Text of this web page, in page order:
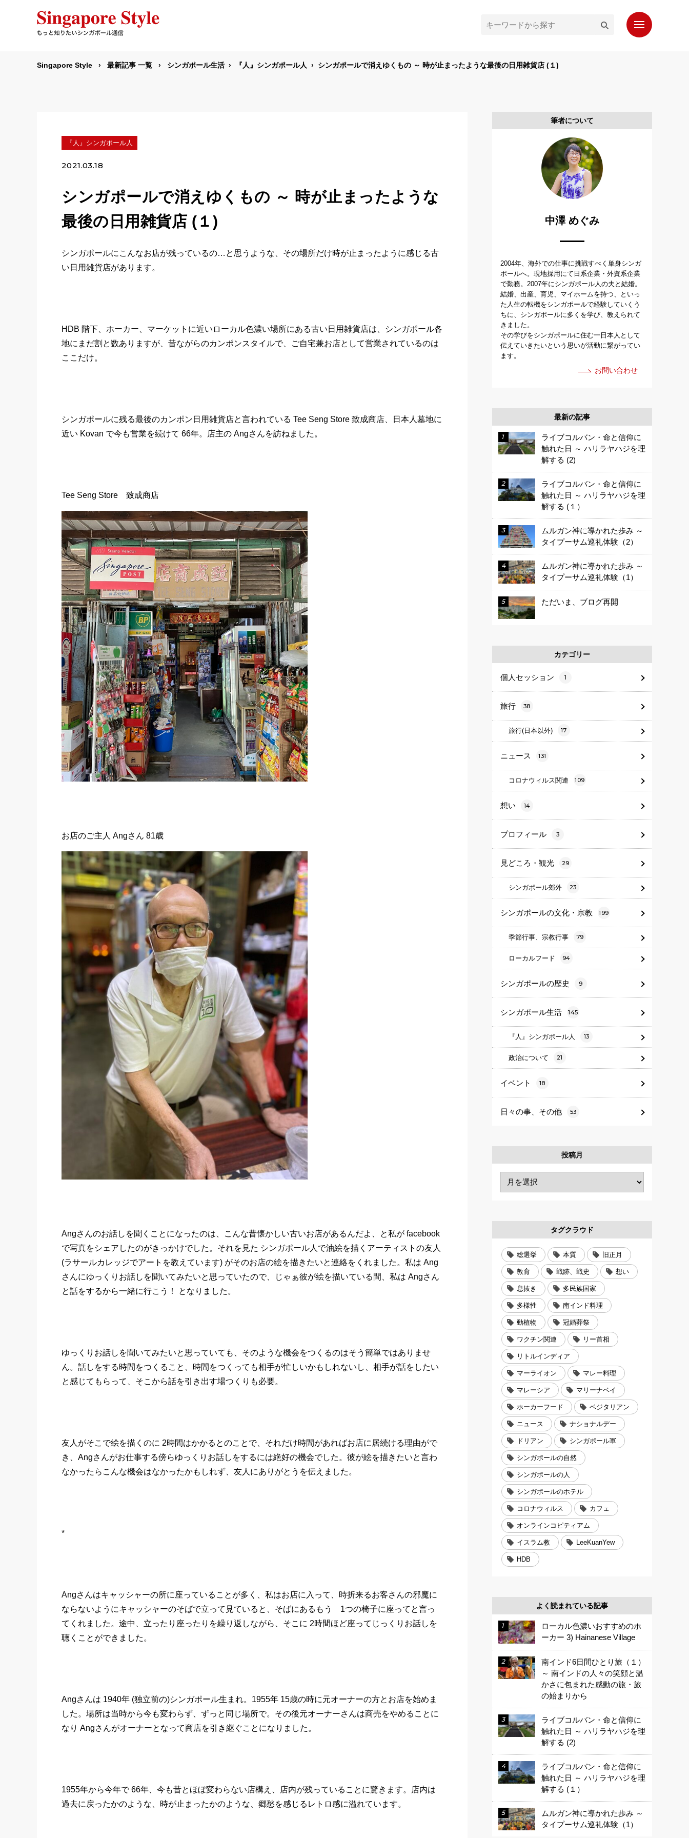
もっと知りたいシンガポール通信
お問い合わせ
Singapore Style 最新記事 一覧 シンガポール生活 『人』シンガポール人 シンガポールで消えゆくもの ～ 時が止まったような最後の日用雑貨店 (１)
『人』シンガポール人
2021.03.18
シンガポールで消えゆくもの ～ 時が止まったような
最後の日用雑貨店 (１)
シンガポールにこんなお店が残っているの…と思うような、その場所だけ時が止まったように感じる古
い日用雑貨店があります。
HDB 階下、ホーカー、マーケットに近いローカル色濃い場所にある古い日用雑貨店は、シンガポール各
地にまだ割と数ありますが、昔ながらのカンポンスタイルで、ご自宅兼お店として営業されているのは
ここだけ。
シンガポールに残る最後のカンポン日用雑貨店と言われている Tee Seng Store 致成商店、日本人墓地に
近い Kovan で今も営業を続けて 66年。店主の Angさんを訪ねました。
Tee Seng Store 致成商店
お店のご主人 Angさん 81歳
Angさんのお話しを聞くことになったのは、こんな昔懐かしい古いお店があるんだよ、と私が facebook
で写真をシェアしたのがきっかけでした。それを見た シンガポール人で油絵を描くアーティストの友人
(ラサールカレッジでアートを教えています) がそのお店の絵を描きたいと連絡をくれました。私は Ang
さんにゆっくりお話しを聞いてみたいと思っていたので、じゃぁ彼が絵を描いている間、私は Angさん
と話をするから一緒に行こう！ となりました。
ゆっくりお話しを聞いてみたいと思っていても、そのような機会をつくるのはそう簡単ではありませ
ん。話しをする時間をつくること、時間をつくっても相手が忙しいかもしれないし、相手が話をしたい
と感じてもらって、そこから話を引き出す場つくりも必要。
友人がそこで絵を描くのに 2時間はかかるとのことで、それだけ時間があればお店に居続ける理由がで
き、Angさんがお仕事する傍らゆっくりお話しをするには絶好の機会でした。彼が絵を描きたいと言わ
なかったらこんな機会はなかったかもしれず、友人にありがとうを伝えました。
*
Angさんはキャッシャーの所に座っていることが多く、私はお店に入って、時折来るお客さんの邪魔に
ならないようにキャッシャーのそばで立って見ていると、そばにあるもう 1つの椅子に座ってと言っ
てくれました。途中、立ったり座ったりを繰り返しながら、そこに 2時間ほど座ってじっくりお話しを
聴くことができました。
Angさんは 1940年 (独立前の)シンガポール生まれ。1955年 15歳の時に元オーナーの方とお店を始めま
した。場所は当時から今も変わらず、ずっと同じ場所で。その後元オーナーさんは商売をやめることに
なり Angさんがオーナーとなって商店を引き継ぐことになりました。
1955年から今年で 66年、今も昔とほぼ変わらない店構え、店内が残っていることに驚きます。店内は
過去に戻ったかのような、時が止まったかのような、郷愁を感じるレトロ感に溢れています。
筆者について
中澤 めぐみ
2004年、海外での仕事に挑戦すべく単身シンガ
ポールへ。現地採用にて日系企業・外資系企業
で勤務。2007年にシンガポール人の夫と結婚。
結婚、出産、育児、マイホームを持つ、といっ
た人生の転機をシンガポールで経験していくう
ちに、シンガポールに多くを学び、教えられて
きました。
その学びをシンガポールに住む一日本人として
伝えていきたいという思いが活動に繋がってい
ます。
お問い合わせ
最新の記事
ライブコルバン・命と信仰に
触れた日 ～ ハリラヤハジを理
解する (2)
ライブコルバン・命と信仰に
触れた日 ～ ハリラヤハジを理
解する (１）
ムルガン神に導かれた歩み ～
タイプーサム巡礼体験（2）
ムルガン神に導かれた歩み ～
タイプーサム巡礼体験（1）
ただいま、ブログ再開
カテゴリー
個人セッション 1
旅行 38
旅行(日本以外) 17
ニュース 131
コロナウィルス関連 109
想い 14
プロフィール 3
見どころ・観光 29
シンガポール郊外 23
シンガポールの文化・宗教 199
季節行事、宗教行事 79
ローカルフード 94
シンガポールの歴史 9
シンガポール生活 145
『人』シンガポール人 13
政治について 21
イベント 18
日々の事、その他 53
投稿月
タグクラウド
総選挙 本質 旧正月
教育 戦跡、戦史 想い
息抜き 多民族国家
多様性 南インド料理
動植物 冠婚葬祭
ワクチン関連 リー首相
リトルインディア
マーライオン マレー料理
マレーシア マリーナベイ
ホーカーフード ベジタリアン
ニュース ナショナルデー
ドリアン シンガポール軍
シンガポールの自然
シンガポールの人
シンガポールのホテル
コロナウィルス カフェ
オンラインコピティアム
イスラム教 LeeKuanYew
HDB
よく読まれている記事
ローカル色濃いおすすめのホ
ーカー 3) Hainanese Village
南インド6日間ひとり旅（１）
～ 南インドの人々の笑顔と温
かさに包まれた感動の旅・旅
の始まりから
ライブコルバン・命と信仰に
触れた日 ～ ハリラヤハジを理
解する (2)
ライブコルバン・命と信仰に
触れた日 ～ ハリラヤハジを理
解する (１）
ムルガン神に導かれた歩み ～
タイプーサム巡礼体験（1）